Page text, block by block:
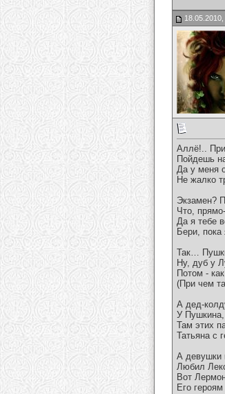
Аллё!..
Пойдешь
Да у меня
Не жалко
Экзамен?
Что,
Да я тебе
Бери,
Так…
Ну, дуб у
Потом -
(При чем
А дед-
У Пушкина,
Там этих
Татьяна с
А девушки
Любил
Вот
Его